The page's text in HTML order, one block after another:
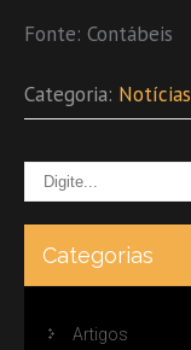
Fonte: Contábeis
Categoria: Notícias
Categorias
Artigos